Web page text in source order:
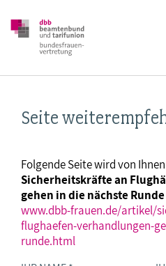
Seite
Folgende Seite wird von
Sicherheitskräfte an
gehen in die nächste Runde
www.dbb-frauen.de/artikel/
flughaefen-verhandlungen-
runde.html